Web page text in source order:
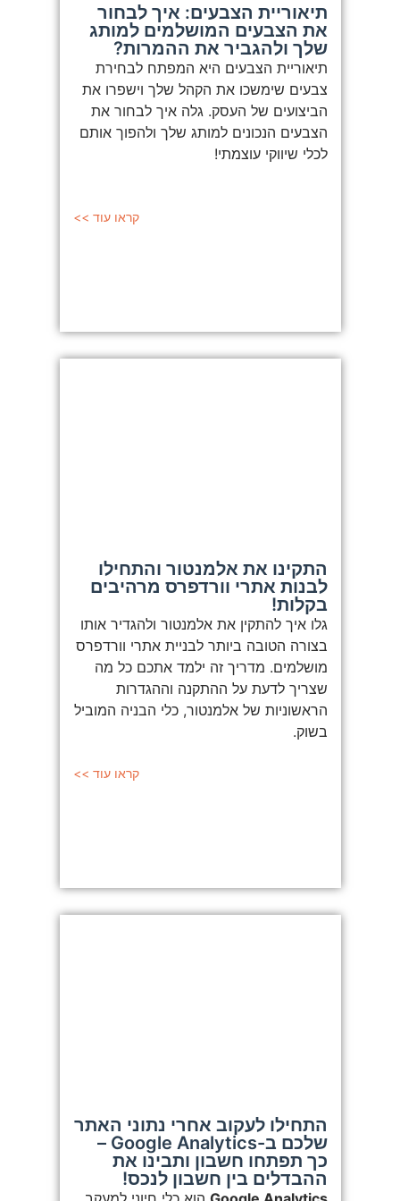
תיאוריית הצבעים: איך לבחור
את הצבעים המושלמים למותג
שלך ולהגביר את ההמרות?
תיאוריית הצבעים היא המפתח לבחירת
צבעים שימשכו את הקהל שלך וישפרו את
הביצועים של העסק. גלה איך לבחור את
הצבעים הנכונים למותג שלך ולהפוך אותם
לכלי שיווקי עוצמתי!
קראו עוד >>
התקינו את אלמנטור והתחילו
לבנות אתרי וורדפרס מרהיבים
בקלות!
גלו איך להתקין את אלמנטור ולהגדיר אותו
בצורה הטובה ביותר לבניית אתרי וורדפרס
מושלמים. מדריך זה ילמד אתכם כל מה
שצריך לדעת על ההתקנה וההגדרות
הראשוניות של אלמנטור, כלי הבניה המוביל
בשוק.
קראו עוד >>
התחילו לעקוב אחרי נתוני האתר
שלכם ב-Google Analytics –
כך תפתחו חשבון ותבינו את
ההבדלים בין חשבון לנכס!